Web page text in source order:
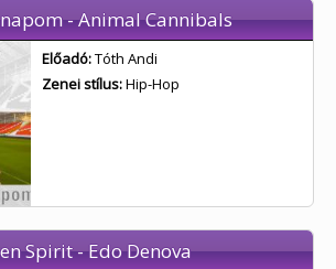
- Animal Cannibals
Előadó:Tóth Andi
Zenei stílus:Hip-Hop
Spirit - Edo Denova